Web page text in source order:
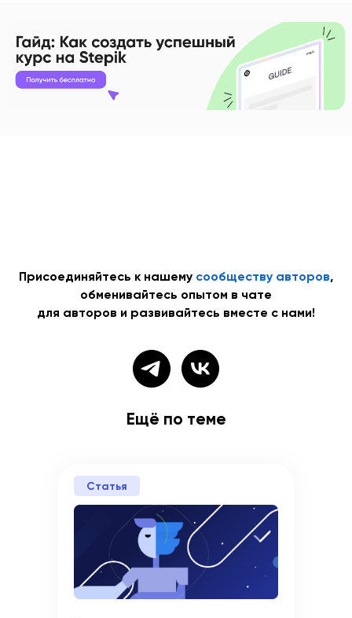
Создать курс
Присоединяйтесь к нашему сообществу авторов,
обменивайтесь опытом в чате
для авторов и развивайтесь вместе с нами!
Ещё по теме
Статья